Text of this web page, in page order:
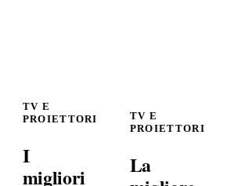
TV E
PROIETTORI
I
migliori
TV E
PROIETTORI
La